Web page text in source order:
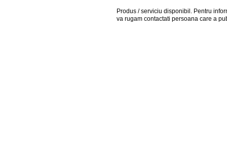
Produs / serviciu disponibil . Pentru
va rugam contactati persoana care a